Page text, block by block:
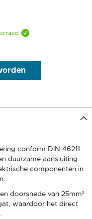
conform DIN 46211
duurzame aansluiting
componenten in
doorsnede van 25mm²
waardoor het direct